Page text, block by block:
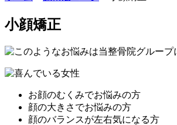
小顔矯正
お顔のむくみでお悩みの方
顔の大きさでお悩みの方
顔のバランスが左右気になる方